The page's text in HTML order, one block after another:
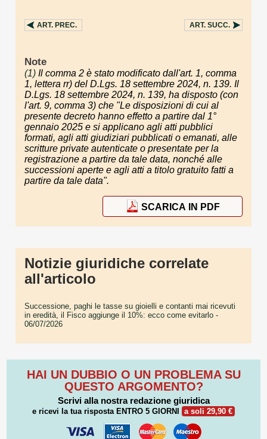
ART. PREC. ART. SUCC.
Note
(1) Il comma 2 è stato modificato dall'art. 1, comma
1, lettera rr) del D.Lgs. 18 settembre 2024, n. 139. Il
D.Lgs. 18 settembre 2024, n. 139, ha disposto (con
l'art. 9, comma 3) che "Le disposizioni di cui al
presente decreto hanno effetto a partire dal 1°
gennaio 2025 e si applicano agli atti pubblici
formati, agli atti giudiziari pubblicati o emanati, alle
scritture private autenticate o presentate per la
registrazione a partire da tale data, nonché alle
successioni aperte e agli atti a titolo gratuito fatti a
partire da tale data".
SCARICA IN PDF
Notizie giuridiche correlate
all'articolo
Successione, paghi le tasse su gioielli e contanti mai ricevuti
in eredità, il Fisco aggiunge il 10%: ecco come evitarlo -
06/07/2026
HAI UN DUBBIO O UN PROBLEMA SU
QUESTO ARGOMENTO?
Scrivi alla nostra redazione giuridica
e ricevi la tua risposta ENTRO 5 GIORNI a soli 29,90 €